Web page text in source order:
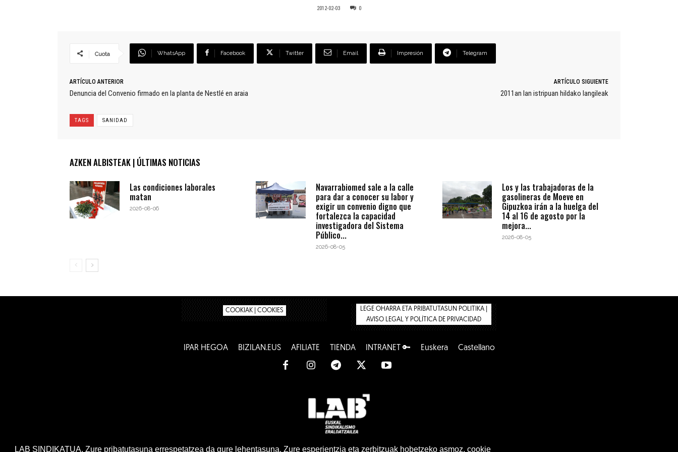
2012-02-03 0
Cuota WhatsApp Facebook Twitter Email Impresión Telegram
ARTÍCULO ANTERIOR
Denuncia del Convenio firmado en la planta de Nestlé en araia
ARTÍCULO SIGUIENTE
2011an lan istripuan hildako langileak
TAGS SANIDAD
AZKEN ALBISTEAK | ÚLTIMAS NOTICIAS
Las condiciones laborales
matan
2026-08-06
Navarrabiomed sale a la calle
para dar a conocer su labor y
exigir un convenio digno que
fortalezca la capacidad
investigadora del Sistema
Público...
2026-08-05
Los y las trabajadoras de la
gasolineras de Moeve en
Gipuzkoa irán a la huelga del
14 al 16 de agosto por la
mejora...
2026-08-05
COOKIAK | COOKIES
LEGE OHARRA ETA PRIBATUTASUN POLITIKA |
AVISO LEGAL Y POLÍTICA DE PRIVACIDAD
IPAR HEGOA BIZILAN.EUS AFÍLIATE TIENDA INTRANET 🔑 Euskera Castellano
www.lab.eus
LAB SINDIKATUA. Zure pribatutasuna errespetatzea da gure lehentasuna. Zure esperientzia eta zerbitzuak hobetzeko asmoz, cookie